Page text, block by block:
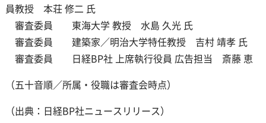
員教授 本荘 修二 氏
審査委員 東海大学 教授 水島 久光 氏
審査委員 建築家／明治大学特任教授 吉村 靖孝 氏
審査委員 日経BP社 上席執行役員 広告担当 斎藤 恵
（五十音順／所属・役職は審査会時点）
（出典：日経BP社ニュースリリース）